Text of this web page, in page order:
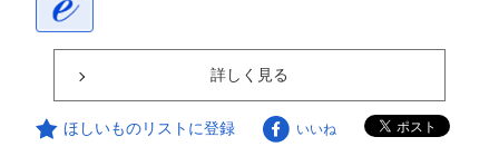
詳しく見る
ほしいものリストに登録 いいね